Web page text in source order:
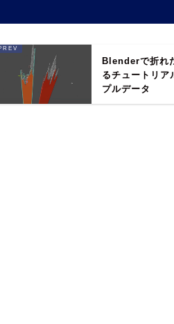
Blenderで折れ
るチュートリア
プルデータ